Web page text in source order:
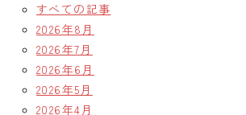
例会場・事務局の案内
リンク集
情報公開
すべての記事
2026年8月
2026年7月
2026年6月
2026年5月
2026年4月